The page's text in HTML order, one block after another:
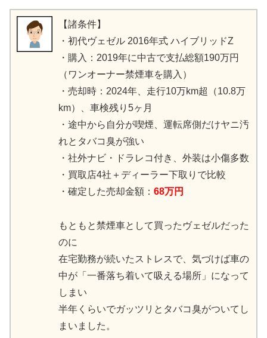
【諸条件】
・初代ヴェゼル 2016年式 ハイブリッドZ
・購入：2019年に中古で支払総額190万円
（ワンオーナー禁煙車を購入）
・売却時：2024年、走行10万km超（10.8万
km）、車検残り5ヶ月
・途中から自分が喫煙、運転席側だけヤニ汚
れとタバコ臭が強い
・社外ナビ・ドラレコ付き、外装は小傷多数
・買取店4社＋ディーラー下取りで比較
・確定した売却金額： 68万円
もともと禁煙車として買ったヴェゼルだった
のに
在宅勤務が続いたストレスで、気づけば車の
中が「一番落ち着いて吸える場所」になって
しまい
半年くらいでガッツリとタバコ臭がついてし
まいました。